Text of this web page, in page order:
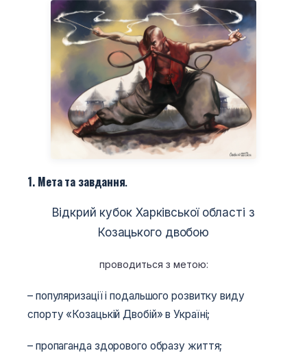
1. Мета та завдання.
Відкрий кубок Харківської області з
Козацького двобою
проводиться з метою:
– популяризації і подальшого розвитку виду
спорту «Козацькій Двобій» в Україні;
– пропаганда здорового образу життя;